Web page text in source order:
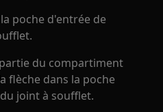
poche d'entrée de
du compartiment
flèche dans la poche
joint à soufflet.